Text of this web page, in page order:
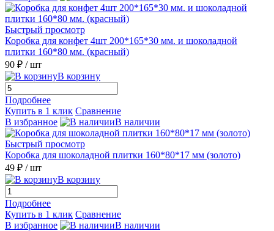
Быстрый просмотр
Коробка для конфет 4шт 200*165*30 мм. и шоколадной
плитки 160*80 мм. (красный)
90 ₽ / шт
В корзину
Подробнее
Купить в 1 клик Сравнение
В избранное
В наличии
Быстрый просмотр
Коробка для шоколадной плитки 160*80*17 мм (золото)
49 ₽ / шт
В корзину
Подробнее
Купить в 1 клик Сравнение
В избранное
В наличии